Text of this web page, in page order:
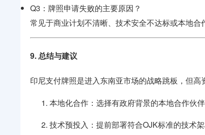
Q3：牌照申请失败的主要原因？
常见于商业计划不清晰、技术安全不达标或本地合
9. 总结与建议
印尼支付牌照是进入东南亚市场的战略跳板，但
本地化合作：选择有政府背景的本地合作伙
技术预投入：提前部署符合OJK标准的技术架